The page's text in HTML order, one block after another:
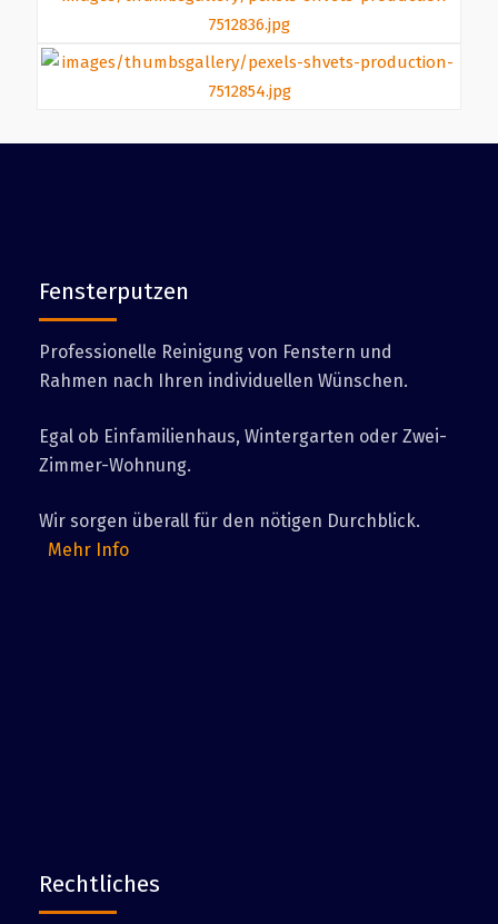
Fensterputzen
Professionelle Reinigung von Fenstern und
Rahmen nach Ihren individuellen Wünschen.
Egal ob Einfamilienhaus, Wintergarten oder Zwei-
Zimmer-Wohnung.
Wir sorgen überall für den nötigen Durchblick.
Mehr Info
Rechtliches